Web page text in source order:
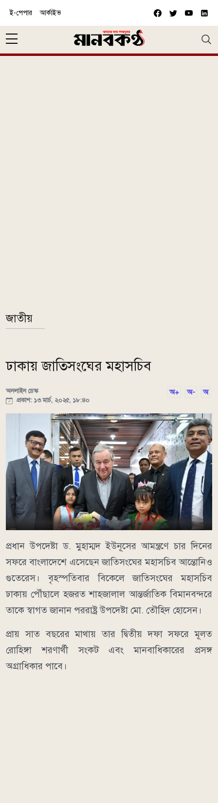
ই-পেপার আর্কাইভ
জাতীয়
ঢাকায় জাতিসংঘের মহাসচিব
অনলাইন ডেস্ক
প্রকাশ: ১৩ মার্চ, ২০২৫, ১৮:৪০
অ+ অ- অ
প্রধান উপদেষ্টা ড. মুহাম্মদ ইউনূসের আমন্ত্রণে চার দি‌নের
সফরে বাংলাদেশে এসেছেন জাতিসংঘের মহাসচিব আন্তোনিও
গুতেরেস। বৃহস্পতিবার বিকেলে জাতিসংঘের মহাসচিব
ঢাকায় পৌঁছালে হজরত শাহজালাল আন্তর্জাতিক বিমানবন্দরে
তাকে স্বাগত জানান পররাষ্ট্র উপদেষ্টা মো. তৌহিদ হোসেন।
প্রায় সাত বছরের মাথায় তার দ্বিতীয় দফা সফরে মূলত
রোহিঙ্গা শরণার্থী সংকট এবং মানবাধিকারের প্রসঙ্গ
অগ্রাধিকার পাবে।